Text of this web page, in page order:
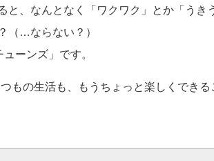
と、なんとなく「ワクワク」とか「うき
（…ならない？）
ーンズ」です。
もの生活も、もうちょっと楽しくでき